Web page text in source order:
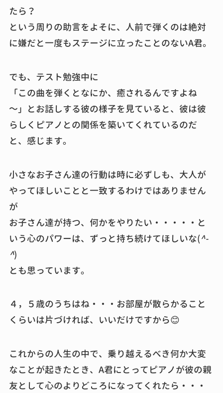
たら？
という周りの助言をよそに、人前で弾くのは絶対
に嫌だと一度もステージに立ったことのないA君。
でも、テスト勉強中に
「この曲を弾くとなにか、癒されるんですよね
～」とお話しする彼の様子を見ていると、彼は彼
らしくピアノとの関係を築いてくれているのだ
と、感じます。
小さなお子さん達の行動は時に必ずしも、大人が
やってほしいことと一致するわけではありません
が
お子さん達が持つ、何かをやりたい・・・・・と
いう心のパワーは、ずっと持ち続けてほしいな(^-
^)
とも思っています。
４，５歳のうちはね・・・お部屋が散らかること
くらいは片づければ、いいだけですから😊
これからの人生の中で、乗り越えるべき何か大変
なことが起きたとき、A君にとってピアノが彼の親
友として心のよりどころになってくれたら・・・